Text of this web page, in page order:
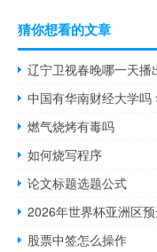
猜你想看的文章
辽宁卫视春晚哪一天播
中国有华南财经大学
燃气烧烤有毒吗
如何烧写程序
论文标题选题公式
2026年世界杯亚洲区
股票中签怎么操作